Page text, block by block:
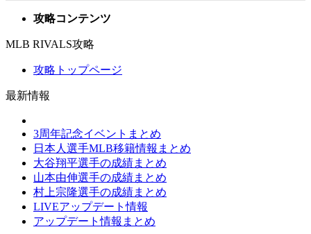
攻略コンテンツ
MLB RIVALS攻略
攻略トップページ
最新情報
3周年記念イベントまとめ
日本人選手MLB移籍情報まとめ
大谷翔平選手の成績まとめ
山本由伸選手の成績まとめ
村上宗隆選手の成績まとめ
LIVEアップデート情報
アップデート情報まとめ